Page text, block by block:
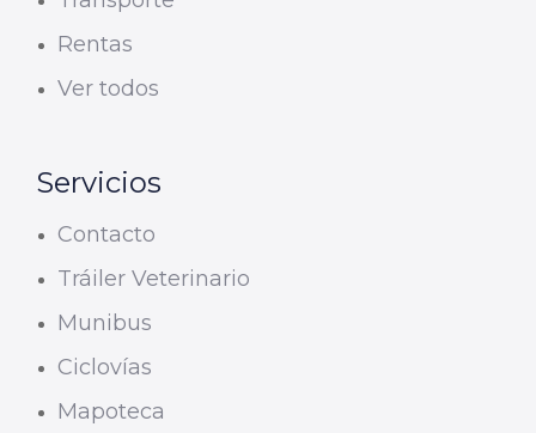
Rentas
Ver todos
Servicios
Contacto
Tráiler Veterinario
Munibus
Ciclovías
Mapoteca